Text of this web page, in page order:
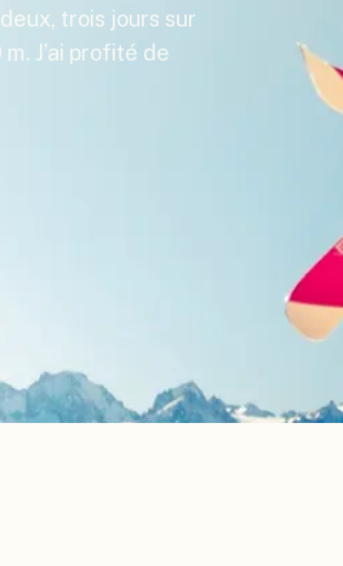
trois jours sur
J’ai profité de